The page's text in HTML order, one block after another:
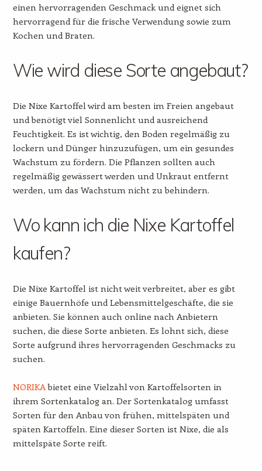
einen hervorragenden Geschmack und eignet sich
hervorragend für die frische Verwendung sowie zum
Kochen und Braten.
Wie wird diese Sorte angebaut?
Die Nixe Kartoffel wird am besten im Freien angebaut
und benötigt viel Sonnenlicht und ausreichend
Feuchtigkeit. Es ist wichtig, den Boden regelmäßig zu
lockern und Dünger hinzuzufügen, um ein gesundes
Wachstum zu fördern. Die Pflanzen sollten auch
regelmäßig gewässert werden und Unkraut entfernt
werden, um das Wachstum nicht zu behindern.
Wo kann ich die Nixe Kartoffel
kaufen?
Die Nixe Kartoffel ist nicht weit verbreitet, aber es gibt
einige Bauernhöfe und Lebensmittelgeschäfte, die sie
anbieten. Sie können auch online nach Anbietern
suchen, die diese Sorte anbieten. Es lohnt sich, diese
Sorte aufgrund ihres hervorragenden Geschmacks zu
suchen.
NORIKA bietet eine Vielzahl von Kartoffelsorten in
ihrem Sortenkatalog an. Der Sortenkatalog umfasst
Sorten für den Anbau von frühen, mittelspäten und
späten Kartoffeln. Eine dieser Sorten ist Nixe, die als
mittelspäte Sorte reift.